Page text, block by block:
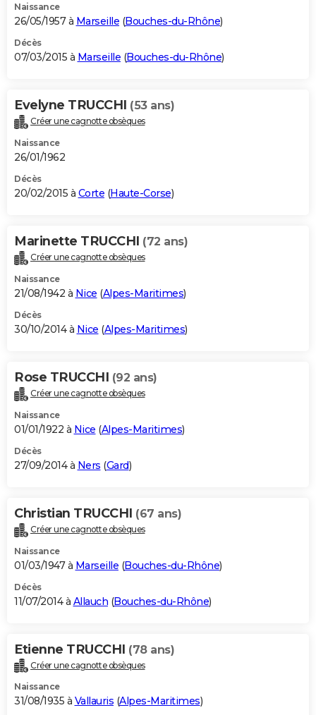
Naissance
26/05/1957 à Marseille (Bouches-du-Rhône)
Décès
07/03/2015 à Marseille (Bouches-du-Rhône)
Evelyne TRUCCHI (53 ans)
Créer une cagnotte obsèques
Naissance
26/01/1962
Décès
20/02/2015 à Corte (Haute-Corse)
Marinette TRUCCHI (72 ans)
Créer une cagnotte obsèques
Naissance
21/08/1942 à Nice (Alpes-Maritimes)
Décès
30/10/2014 à Nice (Alpes-Maritimes)
Rose TRUCCHI (92 ans)
Créer une cagnotte obsèques
Naissance
01/01/1922 à Nice (Alpes-Maritimes)
Décès
27/09/2014 à Ners (Gard)
Christian TRUCCHI (67 ans)
Créer une cagnotte obsèques
Naissance
01/03/1947 à Marseille (Bouches-du-Rhône)
Décès
11/07/2014 à Allauch (Bouches-du-Rhône)
Etienne TRUCCHI (78 ans)
Créer une cagnotte obsèques
Naissance
31/08/1935 à Vallauris (Alpes-Maritimes)